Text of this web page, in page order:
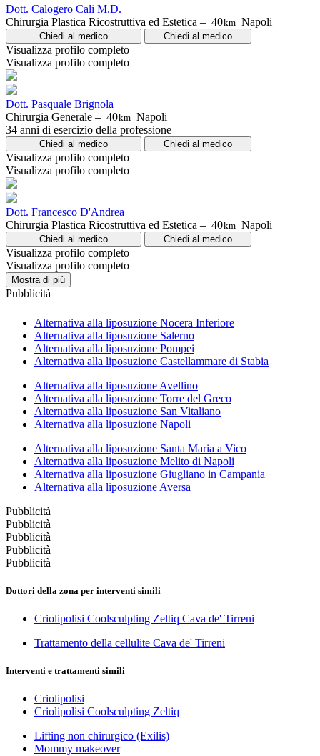
Dott. Calogero Cali M.D.
Chirurgia Plastica Ricostruttiva ed Estetica – 40km Napoli
Chiedi al medico Chiedi al medico
Visualizza profilo completo
Visualizza profilo completo
Dott. Pasquale Brignola
Chirurgia Generale – 40km Napoli
34 anni di esercizio della professione
Chiedi al medico Chiedi al medico
Visualizza profilo completo
Visualizza profilo completo
Dott. Francesco D'Andrea
Chirurgia Plastica Ricostruttiva ed Estetica – 40km Napoli
Chiedi al medico Chiedi al medico
Visualizza profilo completo
Visualizza profilo completo
Mostra di più
Pubblicità
Alternativa alla liposuzione Nocera Inferiore
Alternativa alla liposuzione Salerno
Alternativa alla liposuzione Pompei
Alternativa alla liposuzione Castellammare di Stabia
Alternativa alla liposuzione Avellino
Alternativa alla liposuzione Torre del Greco
Alternativa alla liposuzione San Vitaliano
Alternativa alla liposuzione Napoli
Alternativa alla liposuzione Santa Maria a Vico
Alternativa alla liposuzione Melito di Napoli
Alternativa alla liposuzione Giugliano in Campania
Alternativa alla liposuzione Aversa
Pubblicità
Pubblicità
Pubblicità
Pubblicità
Pubblicità
Dottori della zona per interventi simili
Criolipolisi Coolsculpting Zeltiq Cava de' Tirreni
Trattamento della cellulite Cava de' Tirreni
Interventi e trattamenti simili
Criolipolisi
Criolipolisi Coolsculpting Zeltiq
Lifting non chirurgico (Exilis)
Mommy makeover